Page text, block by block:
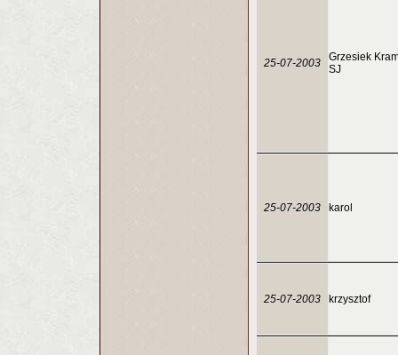
25-07-2003
Grzesiek
SJ
25-07-2003 karol
25-07-2003 krzysztof